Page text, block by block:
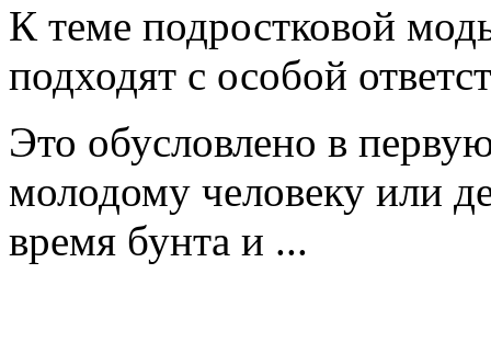
К теме подростковой
подходят с особой
Это обусловлено в
молодому человеку или
время бунта и ...